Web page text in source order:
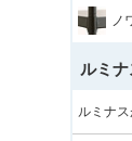
ノ
ルミ
ルミナ